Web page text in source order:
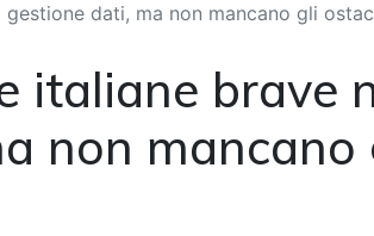
dati, ma non mancano gli
italiane brave
non mancano